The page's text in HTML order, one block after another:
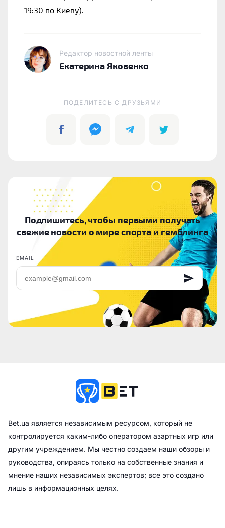
19:30 по Киеву).
Редактор новостной ленты
Екатерина Яковенко
ПОДЕЛИТЕСЬ C ДРУЗЬЯМИ
Подпишитесь, чтобы первыми получать
свежие новости о мире спорта и гемблинга
EMAIL
Bet.ua является независимым ресурсом, который не
контролируется каким-либо оператором азартных игр или
другим учреждением. Мы честно создаем наши обзоры и
руководства, опираясь только на собственные знания и
мнение наших независимых экспертов; все это создано
лишь в информационных целях.